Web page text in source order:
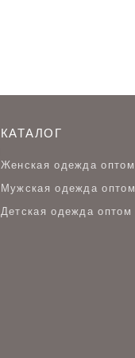
КАТАЛОГ
Женская одежда оптом
Мужская одежда оптом
Детская одежда оптом